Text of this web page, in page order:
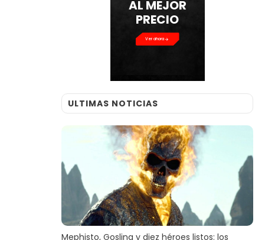
AL MEJOR
PRECIO
ULTIMAS NOTICIAS
Mephisto, Gosling y diez héroes listos: los